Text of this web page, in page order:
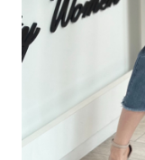
Tricouri si topuri
Rochii de eveniment